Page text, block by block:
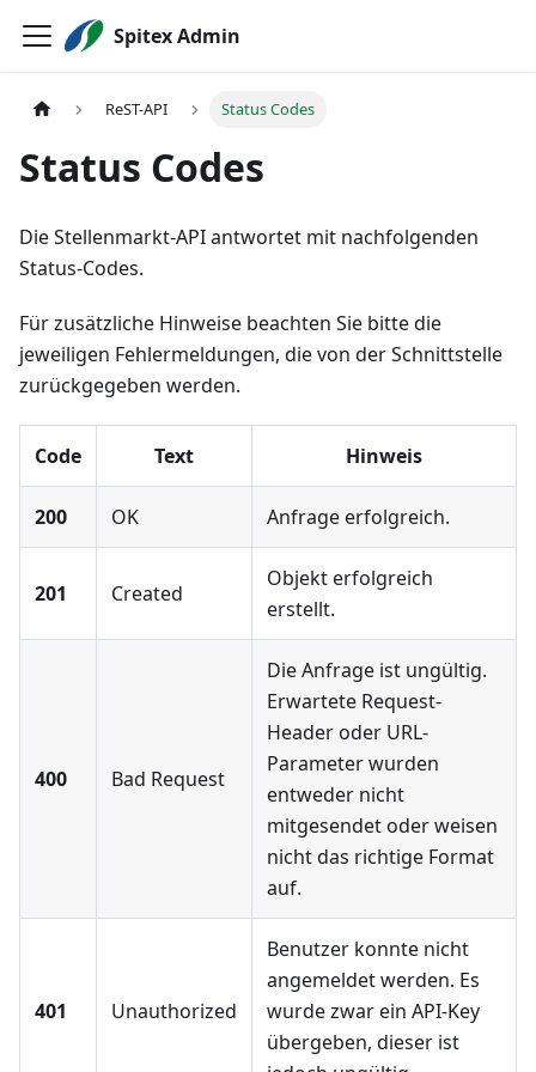
Spitex Admin
ReST-API Status Codes
Status Codes
Die Stellenmarkt-API antwortet mit nachfolgenden
Status-Codes.
Für zusätzliche Hinweise beachten Sie bitte die
jeweiligen Fehlermeldungen, die von der Schnittstelle
zurückgegeben werden.
Code Text Hinweis
200 OK Anfrage erfolgreich.
201 Created
Objekt erfolgreich
erstellt.
400 Bad Request
Die Anfrage ist ungültig.
Erwartete Request-
Header oder URL-
Parameter wurden
entweder nicht
mitgesendet oder weisen
nicht das richtige Format
auf.
401 Unauthorized
Benutzer konnte nicht
angemeldet werden. Es
wurde zwar ein API-Key
übergeben, dieser ist